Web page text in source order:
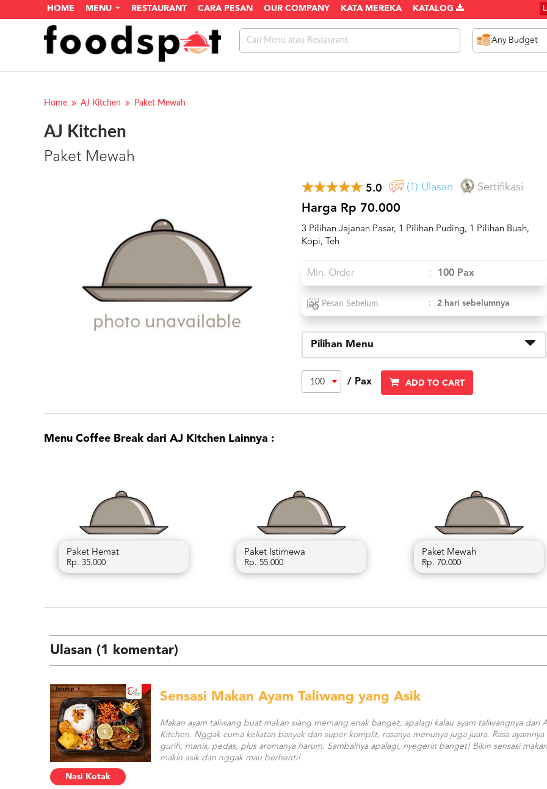
HOME MENU RESTAURANT CARA PESAN OUR COMPANY KATA MEREKA KATALOG
Home AJ Kitchen Paket Mewah
AJ Kitchen
Paket Mewah
5.0 (1) Ulasan Sertifikasi
Harga Rp 70.000
3 Pilihan Jajanan Pasar, 1 Pilihan Puding, 1 Pilihan Buah,
Kopi, Teh
Min. Order : 100 Pax
Pesan Sebelum : 2 hari sebelumnya
Pilihan Menu
100 / Pax ADD TO CART
Menu Coffee Break dari AJ Kitchen Lainnya :
Paket Hemat
Rp. 35.000
Paket Istimewa
Rp. 55.000
Paket Mewah
Rp. 70.000
Ulasan (1 komentar)
Nasi Kotak
Sensasi Makan Ayam Taliwang yang Asik
Makan ayam taliwang buat makan siang memang enak banget, apalagi kalau ayam taliwangnya dari
Kitchen. Nggak cuma keliatan banyak dan super komplit, rasanya menunya juga juara. Rasa ayamnya
gurih, manis, pedas, plus aromanya harum. Sambalnya apalagi, nyegerin banget! Bikin sensasi makan
makin asik dan nggak mau berhenti!